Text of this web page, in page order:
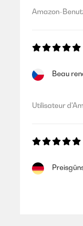
Amazon-
Beau
Utilisateur